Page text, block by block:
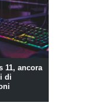
11, ancora
di